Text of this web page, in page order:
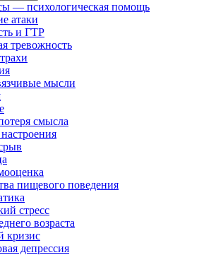
— психологическая помощь
атаки
и ГТР
тревожность
мысли
смысла
пищевого поведения
стресс
возраста
кризис
депрессия